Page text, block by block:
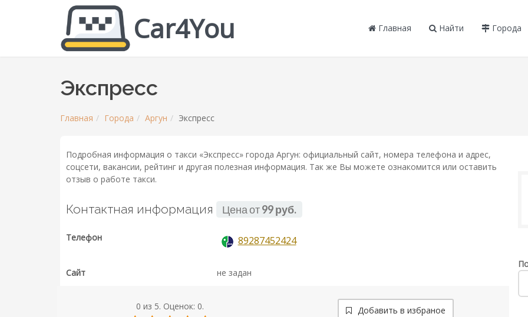
Car4You Главная Найти Города
Экспресс
Главная Города Аргун Экспресс
Подробная информация о такси «Экспресс» города Аргун: официальный сайт, номера телефона и адрес,
соцсети, вакансии, рейтинг и другая полезная информация. Так же Вы можете ознакомится или оставить
отзыв о работе такси.
Контактная информация Цена от99 руб.
Телефон 89287452424
Сайт не задан
0 из 5. Оценок: 0. Добавить в избраное